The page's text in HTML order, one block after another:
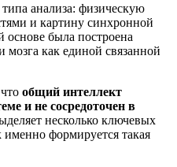
анализа: физическую
и картину синхронной
основе была построена
мозга как единой связанной
общий интеллект
и не сосредоточен в
несколько ключевых
формируется такая